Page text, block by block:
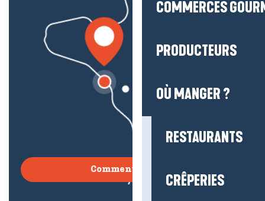
COMMERCES
PRODUCTEURS
OÙ MANGER ?
RESTAURANTS
CRÊPERIES
Comment venir ?